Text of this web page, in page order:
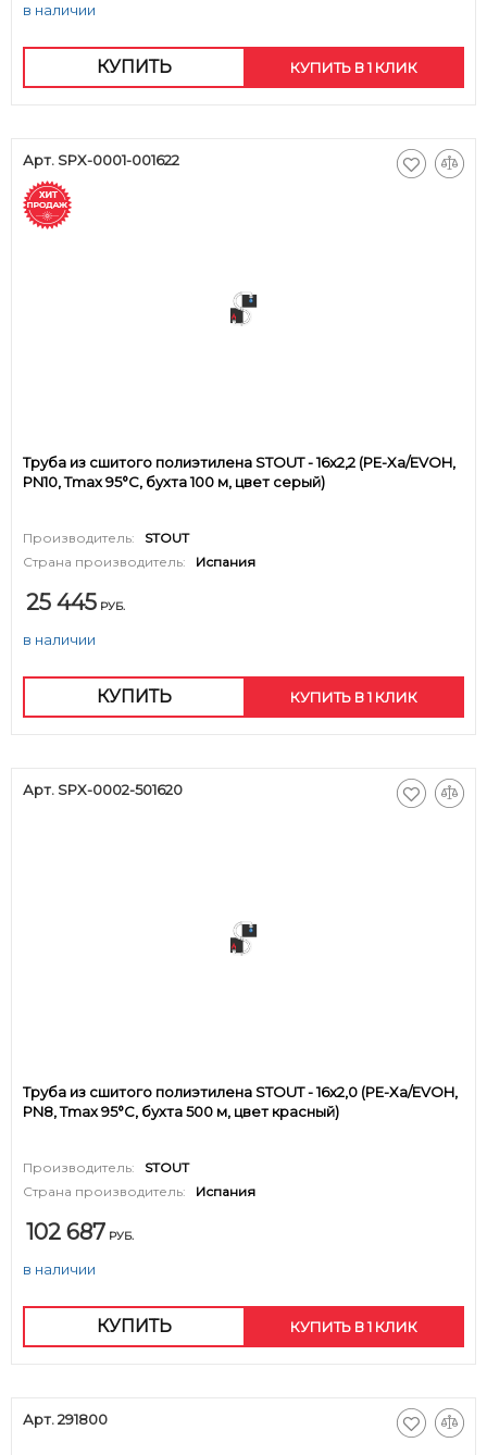
в наличии
КУПИТЬ КУПИТЬ В 1 КЛИК
Арт. SPX-0001-001622
Труба из сшитого полиэтилена STOUT - 16x2,2 (PE-Xa/EVOH,
PN10, Tmax 95°C, бухта 100 м, цвет серый)
Производитель:
STOUT
Страна производитель:
Испания
25 445 РУБ.
в наличии
КУПИТЬ КУПИТЬ В 1 КЛИК
Арт. SPX-0002-501620
Труба из сшитого полиэтилена STOUT - 16x2,0 (PE-Xa/EVOH,
PN8, Tmax 95°C, бухта 500 м, цвет красный)
Производитель:
STOUT
Страна производитель:
Испания
102 687 РУБ.
в наличии
КУПИТЬ КУПИТЬ В 1 КЛИК
Арт. 291800